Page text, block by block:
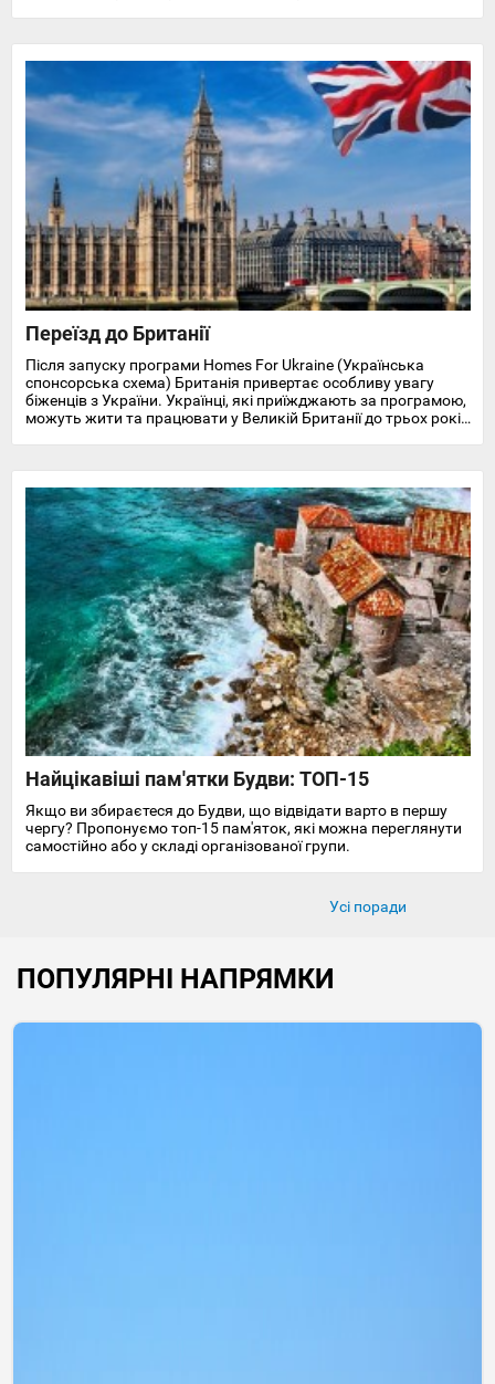
Червоного моря.
Переїзд до Британії
Після запуску програми Homes For Ukraine (Українська
спонсорська схема) Британія привертає особливу увагу
біженців з України. Українці, які приїжджають за програмою,
можуть жити та працювати у Великій Британії до трьох років
Найцікавіші пам'ятки Будви: ТОП-15
Якщо ви збираєтеся до Будви, що відвідати варто в першу
чергу? Пропонуємо топ-15 пам'яток, які можна переглянути
самостійно або у складі організованої групи.
Усі поради
ПОПУЛЯРНІ НАПРЯМКИ